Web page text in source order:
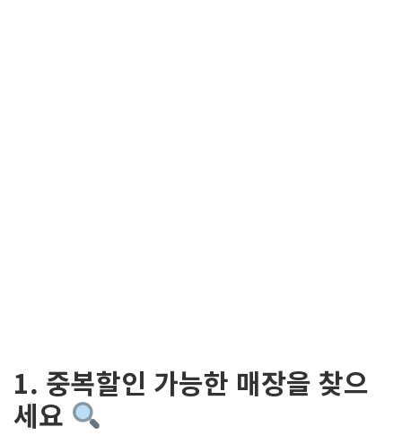
1. 중복할인 가능한 매장을 찾으
세요